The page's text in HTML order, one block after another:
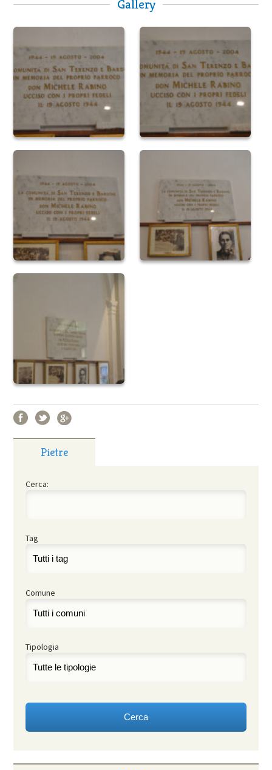
Gallery
Pietre
Cerca:
Tag
Comune
Tipologia